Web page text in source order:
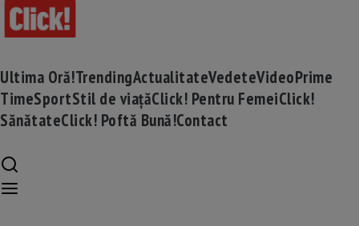
Ultima Oră!TrendingActualitateVedeteVideoPrime
TimeSportStil de viațăClick! Pentru FemeiClick!
SănătateClick! Poftă Bună!Contact